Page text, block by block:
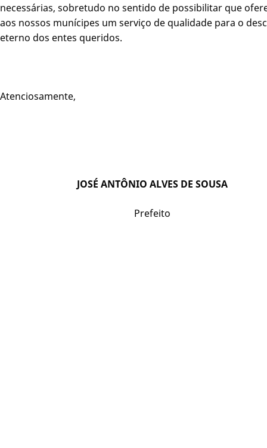
necessárias, sobretudo no sentido de possibilitar que
aos nossos munícipes um serviço de qualidade para o
eterno dos entes queridos.
Atenciosamente,
JOSÉ ANTÔNIO ALVES DE SOUSA
Prefeito